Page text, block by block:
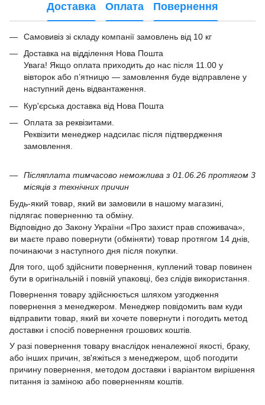
Доставка Оплата Повернення
Самовивіз зі складу компанії замовлень від 10 кг
Доставка на відділення Нова Пошта
Увага! Якщо оплата приходить до нас після 11.00 у
вівторок або п’ятницю — замовлення буде відправлене у
наступний день відвантаження.
Кур'єрська доставка від Нова Пошта
Оплата за реквізитами.
Реквізити менеджер надсилає після підтвердження
замовлення.
Післяплата тимчасово неможлива з 01.06.26 протягом 3
місяців з технічних причин
Будь-який товар, який ви замовили в нашому магазині,
підлягає поверненню та обміну.
Відповідно до Закону України «Про захист прав споживача»,
ви маєте право повернути (обміняти) товар протягом 14 днів,
починаючи з наступного дня після покупки.
Для того, щоб здійснити повернення, куплений товар повинен
бути в оригінальній і повній упаковці, без слідів використання.
Повернення товару здійснюється шляхом узгодження
повернення з менеджером. Менеджер повідомить вам куди
відправити товар, який ви хочете повернути і погодить метод
доставки і спосіб повернення грошових коштів.
У разі повернення товару внаслідок неналежної якості, браку,
або інших причин, зв'яжіться з менеджером, щоб погодити
причину повернення, методом доставки і варіантом вирішення
питання із заміною або поверненням коштів.